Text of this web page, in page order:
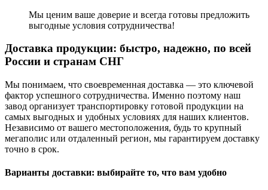
Мы ценим ваше доверие и всегда готовы предложить
выгодные условия сотрудничества!
Доставка продукции: быстро, надежно, по всей
России и странам СНГ
Мы понимаем, что своевременная доставка — это ключевой
фактор успешного сотрудничества. Именно поэтому наш
завод организует транспортировку готовой продукции на
самых выгодных и удобных условиях для наших клиентов.
Независимо от вашего местоположения, будь то крупный
мегаполис или отдаленный регион, мы гарантируем доставку
точно в срок.
Варианты доставки: выбирайте то, что вам удобно